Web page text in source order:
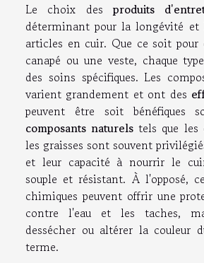
Le choix des produits
déterminant pour la longévité et
articles en cuir. Que ce soit pour
canapé ou une veste, chaque
des soins spécifiques. Les
varient grandement et ont des
peuvent être soit bénéfiques
composants naturels tels que les
les graisses sont souvent
et leur capacité à nourrir le
souple et résistant. À l'opposé,
chimiques peuvent offrir une
contre l'eau et les taches,
dessécher ou altérer la couleur
terme.